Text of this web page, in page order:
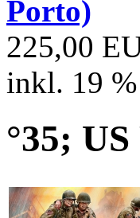
Porto)
225,00
inkl. 19
°35;